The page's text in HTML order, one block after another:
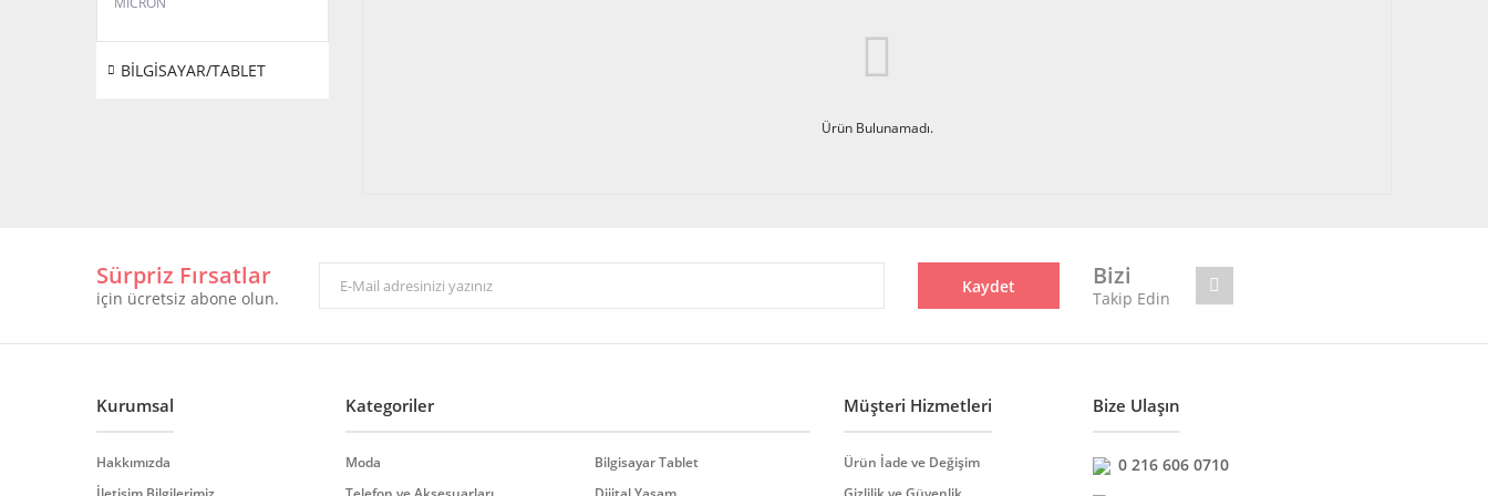
BİLGİSAYAR/TABLET
Ürün Bulunamadı.
Sürpriz Fırsatlar
için ücretsiz abone olun.
Kaydet Bizi
Takip Edin
Kurumsal
Hakkımızda
Kategoriler
Moda
Bilgisayar Tablet
Müşteri Hizmetleri
Ürün İade ve Değişim
Bize Ulaşın
0 216 606 0710